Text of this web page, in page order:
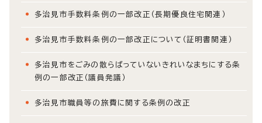
多治見市手数料条例の一部改正（長期優良住宅関連）
多治見市手数料条例の一部改正について（証明書関連）
多治見市をごみの散らばっていないきれいなまちにする条
例の一部改正（議員発議）
多治見市職員等の旅費に関する条例の改正